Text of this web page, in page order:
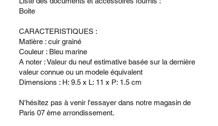
Boite
CARACTERISTIQUES :
Matière : cuir grainé
Couleur : Bleu marine
A noter : Valeur du neuf estimative basée sur la dernière
valeur connue ou un modele équivalent
Dimensions : H: 9.5 x L: 11 x P: 1.5 cm
N'hésitez pas à venir l'essayer dans notre magasin de
Paris 07 ème arrondissement.